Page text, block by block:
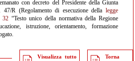
con decreto del Presidente della Giunta
R (Regolamento di esecuzione della legge
32 “Testo unico della normativa della Regione
istruzione, orientamento, formazione
Visualizza tutto
Torna